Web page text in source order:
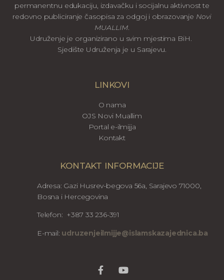
permanentnu edukaciju, izdavačku i socijalnu aktivnost te
redovno publiciranje časopisa za odgoj i obrazovanje Novi
MUALLIM.
Udruženje je organizirano u svim mjestima BiH.
Sjedište Udruženja je u Sarajevu.
LINKOVI
O nama
OJS Novi Muallim
Portal e-ilmijja
Kontakt
KONTAKT INFORMACIJE
Adresa: Gazi Husrev-begova 56a, Sarajevo 71000,
Bosna i Hercegovina
Telefon: +387 33 236-391
E-mail: udruzenjeilmijje@islamskazajednica.ba